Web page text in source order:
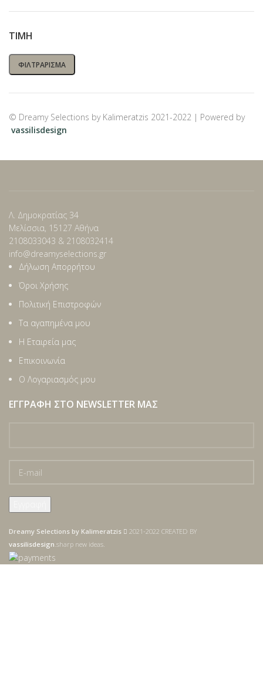
ΤΙΜΉ
ΦΙΛΤΡΆΡΙΣΜΑ
© Dreamy Selections by Kalimeratzis 2021-2022 | Powered by
vassilisdesign
Λ. Δημοκρατίας 34
Μελίσσια, 15127 Αθήνα
2108033043 & 2108032414
info@dreamyselections.gr
Δήλωση Απορρήτου
Όροι Χρήσης
Πολιτική Επιστροφών
Τα αγαπημένα μου
Η Εταιρεία μας
Επικοινωνία
Ο Λογαριασμός μου
ΕΓΓΡΑΦΉ ΣΤΟ NEWSLETTER ΜΑΣ
Dreamy Selections by Kalimeratzis
2021-2022 CREATED BY
vassilisdesign.sharp new ideas.